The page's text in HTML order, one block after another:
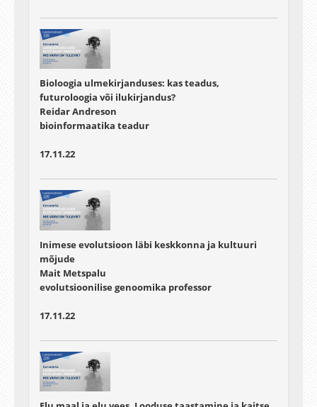
Bioloogia ulmekirjanduses: kas teadus,
futuroloogia või ilukirjandus?
Reidar Andreson
bioinformaatika teadur
17.11.22
Inimese evolutsioon läbi keskkonna ja kultuuri
mõjude
Mait Metspalu
evolutsioonilise genoomika professor
17.11.22